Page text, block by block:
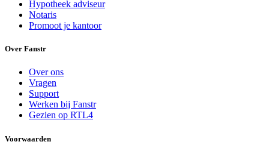
Hypotheek adviseur
Notaris
Promoot je kantoor
Over Fanstr
Over ons
Vragen
Support
Werken bij Fanstr
Gezien op RTL4
Voorwaarden